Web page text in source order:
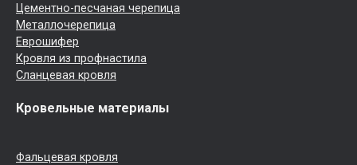
Цементно-песчаная черепица
Металлочерепица
Еврошифер
Кровля из профнастила
Сланцевая кровля
Кровельные материалы
Фальцевая кровля